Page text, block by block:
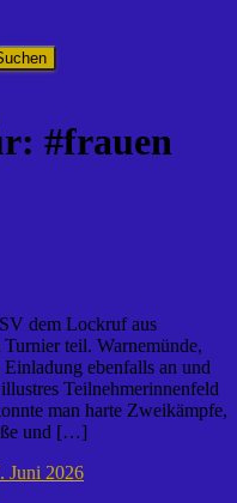
#frauen
dem Lockruf aus
teil. Warnemünde,
ebenfalls an und
Teilnehmerinnenfeld
man harte Zweikämpfe,
und […]
Juni 2026